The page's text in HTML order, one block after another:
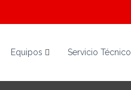
Equipos Servicio Técnico